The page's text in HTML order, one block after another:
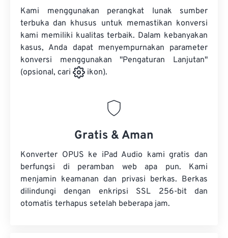
Kami menggunakan perangkat lunak sumber
terbuka dan khusus untuk memastikan konversi
kami memiliki kualitas terbaik. Dalam kebanyakan
kasus, Anda dapat menyempurnakan parameter
konversi menggunakan "Pengaturan Lanjutan"
(opsional, cari
ikon).
Gratis & Aman
Konverter OPUS ke iPad Audio kami gratis dan
berfungsi di peramban web apa pun. Kami
menjamin keamanan dan privasi berkas. Berkas
dilindungi dengan enkripsi SSL 256-bit dan
otomatis terhapus setelah beberapa jam.